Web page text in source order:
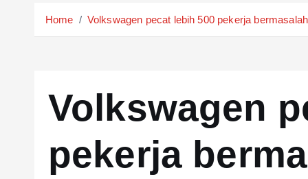
Home Volkswagen pecat lebih 500 pekerja
Volkswagen
pekerja